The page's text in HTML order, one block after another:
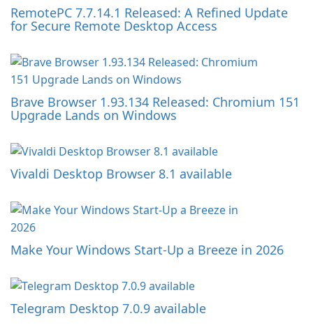
RemotePC 7.7.14.1 Released: A Refined Update
for Secure Remote Desktop Access
Brave Browser 1.93.134 Released: Chromium 151
Upgrade Lands on Windows
Vivaldi Desktop Browser 8.1 available
Make Your Windows Start-Up a Breeze in 2026
Telegram Desktop 7.0.9 available